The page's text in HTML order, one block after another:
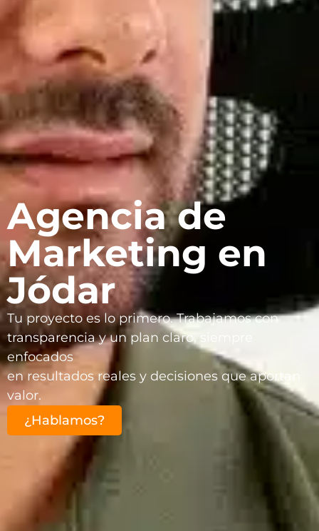
Agencia de
Marketing en
Jódar
Tu proyecto es lo primero. Trabajamos con
transparencia y un plan claro, siempre
enfocados
en resultados reales y decisiones que aportan
valor.
¿Hablamos?